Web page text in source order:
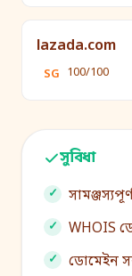
lazada.com
SG 100/100
সুবিধা
WHOIS
ডোমেইন